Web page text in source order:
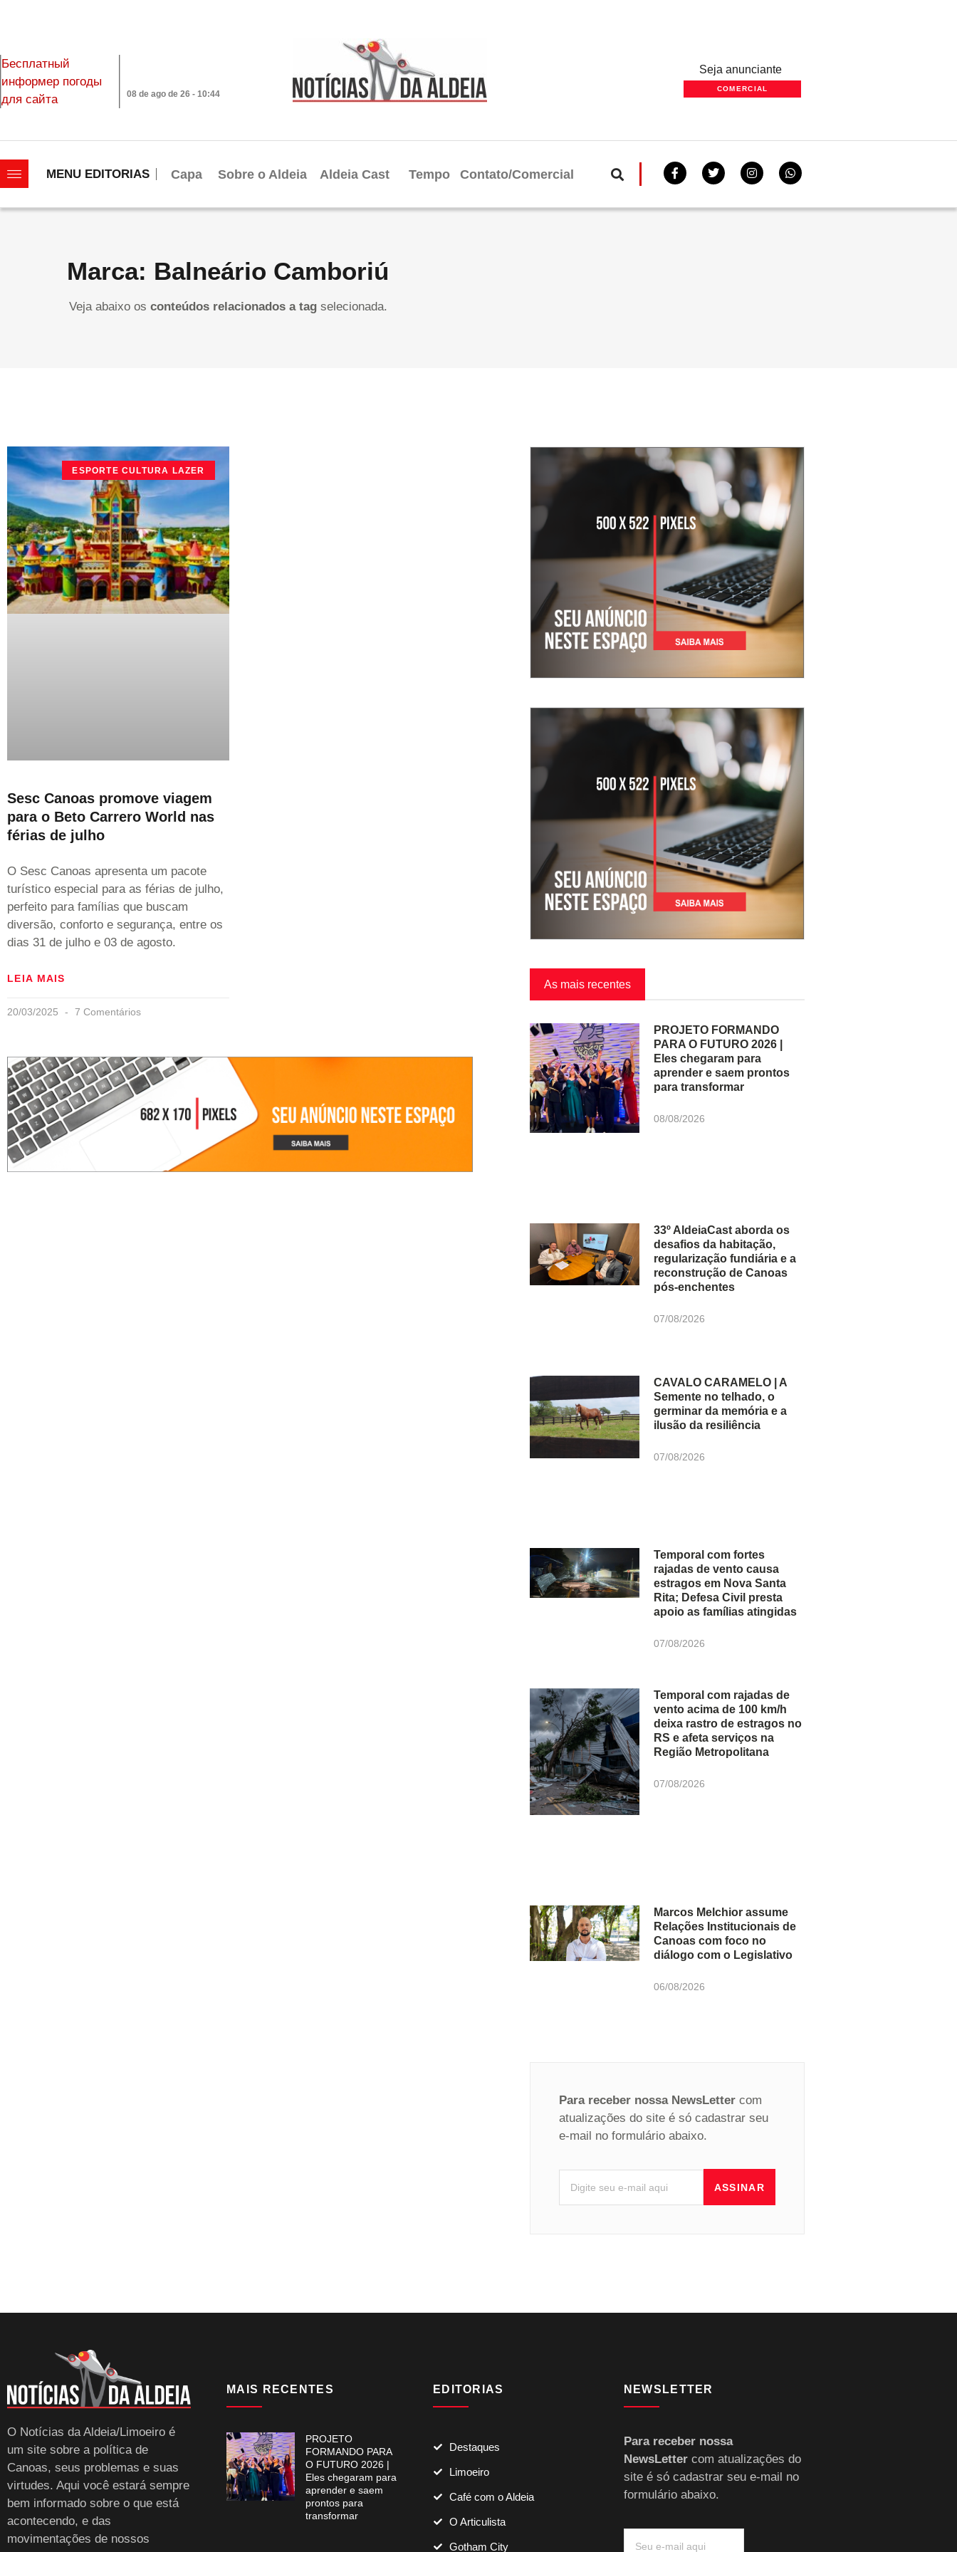
Бесплатный
информер погоды
для сайта
08 de ago de 26 - 10:44
Seja anunciante
COMERCIAL
MENU EDITORIAS Capa Sobre o Aldeia Aldeia Cast Tempo Contato/Comercial
Marca: Balneário Camboriú
Veja abaixo os conteúdos relacionados a tagselecionada.
ESPORTE CULTURA LAZER
Sesc Canoas promove viagem
para o Beto Carrero World nas
férias de julho
O Sesc Canoas apresenta um pacote
turístico especial para as férias de julho,
perfeito para famílias que buscam
diversão, conforto e segurança, entre os
dias 31 de julho e 03 de agosto.
LEIA MAIS
20/03/2025 7 Comentários
As mais recentes
PROJETO FORMANDO
PARA O FUTURO 2026 |
Eles chegaram para
aprender e saem prontos
para transformar
08/08/2026
33º AldeiaCast aborda os
desafios da habitação,
regularização fundiária e a
reconstrução de Canoas
pós-enchentes
07/08/2026
CAVALO CARAMELO | A
Semente no telhado, o
germinar da memória e a
ilusão da resiliência
07/08/2026
Temporal com fortes
rajadas de vento causa
estragos em Nova Santa
Rita; Defesa Civil presta
apoio as famílias atingidas
07/08/2026
Temporal com rajadas de
vento acima de 100 km/h
deixa rastro de estragos no
RS e afeta serviços na
Região Metropolitana
07/08/2026
Marcos Melchior assume
Relações Institucionais de
Canoas com foco no
diálogo com o Legislativo
06/08/2026
Para receber nossa NewsLetter com
atualizações do site é só cadastrar seu
e-mail no formulário abaixo.
ASSINAR
O Notícias da Aldeia/Limoeiro é
um site sobre a política de
Canoas, seus problemas e suas
virtudes. Aqui você estará sempre
bem informado sobre o que está
acontecendo, e das
movimentações de nossos
MAIS RECENTES
PROJETO
FORMANDO PARA
O FUTURO 2026 |
Eles chegaram para
aprender e saem
prontos para
transformar
EDITORIAS
Destaques
Limoeiro
Café com o Aldeia
O Articulista
Gotham City
NEWSLETTER
Para receber nossa
NewsLettercom atualizações do
site é só cadastrar seu e-mail no
formulário abaixo.